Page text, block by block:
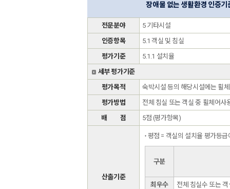
장애물 없는 생활환경 인증기
전문분야
5 기타시설
인증항목
5.1 객실 및 침실
평가기준
5.1.1 설치율
세부 평가기준
평가목적
숙박시설 등의 해당시설에는 휠
평가방법
전체 침실 또는 객실 중 휠체어
배 점
5점 (평가항목)
산출기준
평점 = 객실의 설치율 평가등
구분
최우수
전체 침실수 또는